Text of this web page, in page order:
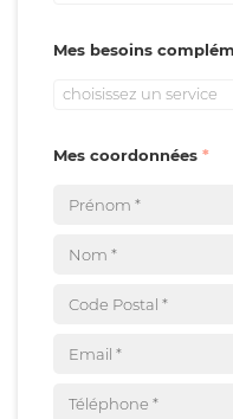
Mes besoins
choisissez un service
Mes coordonnées